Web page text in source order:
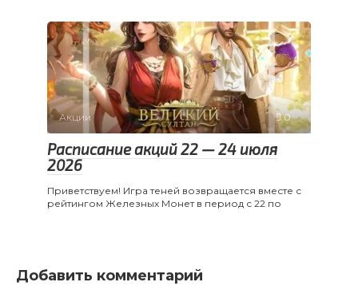
Акции 0
Расписание акций 22 — 24 июля
2026
Приветствуем! Игра теней возвращается вместе с
рейтингом Железных Монет в период с 22 по
Добавить комментарий